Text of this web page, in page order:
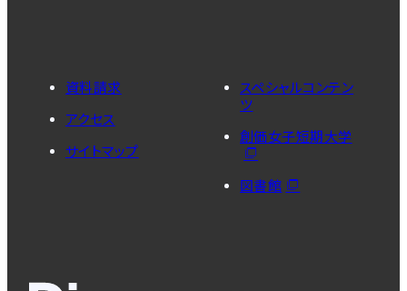
資料請求
アクセス
サイトマップ
スペシャルコンテン
ツ
創価女子短期大学
図書館